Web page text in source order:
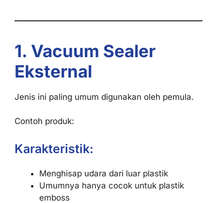
1. Vacuum Sealer
Eksternal
Jenis ini paling umum digunakan oleh pemula.
Contoh produk:
Karakteristik:
Menghisap udara dari luar plastik
Umumnya hanya cocok untuk plastik
emboss